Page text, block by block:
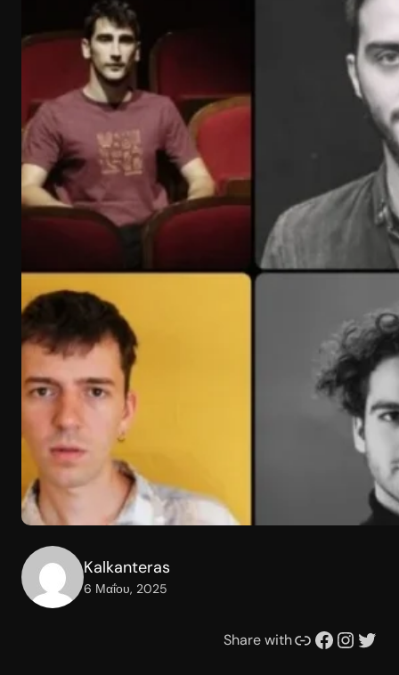
Kalkanteras
6 Μαΐου, 2025
Share withΣυνδέσμου Facebook Instagram Twitter